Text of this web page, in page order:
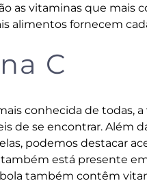
as vitaminas que mais
alimentos fornecem
C
conhecida de todas,
de se encontrar. Além
podemos destacar
está presente
também contêm